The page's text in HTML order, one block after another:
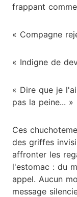
frappant
« Compagne
« Indigne de
« Dire que je
pas la peine... »
Ces
des griffes
affronter les
l'estomac : du
appel. Aucun
message